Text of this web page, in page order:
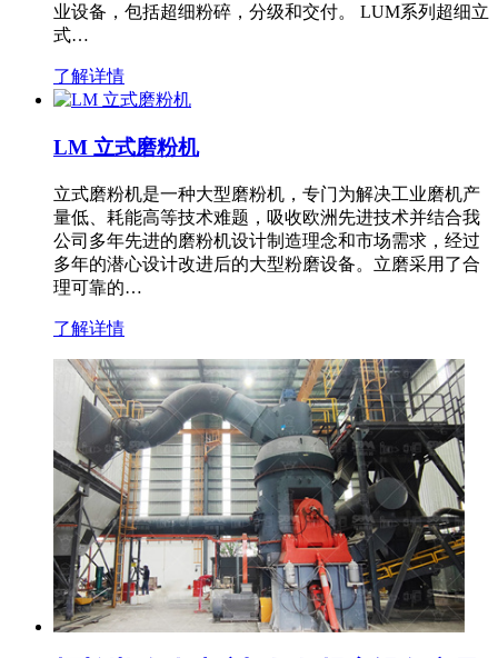
业设备，包括超细粉碎，分级和交付。 LUM系列超细立
式…
了解详情
LM 立式磨粉机
立式磨粉机是一种大型磨粉机，专门为解决工业磨机产
量低、耗能高等技术难题，吸收欧洲先进技术并结合我
公司多年先进的磨粉机设计制造理念和市场需求，经过
多年的潜心设计改进后的大型粉磨设备。立磨采用了合
理可靠的…
了解详情